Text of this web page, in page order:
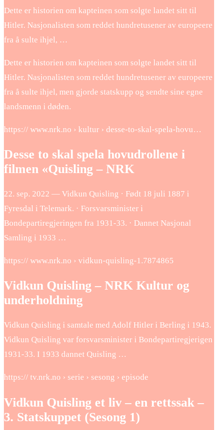
Dette er historien om kapteinen som solgte landet sitt til
Hitler. Nasjonalisten som reddet hundretusener av europeere
fra å sulte ihjel, …
Dette er historien om kapteinen som solgte landet sitt til
Hitler. Nasjonalisten som reddet hundretusener av europeere
fra å sulte ihjel, men gjorde statskupp og sendte sine egne
landsmenn i døden.
https:// www.nrk.no › kultur › desse-to-skal-spela-hovu…
Desse to skal spela hovudrollene i
filmen «Quisling – NRK
22. sep. 2022 — Vidkun Quisling · Født 18 juli 1887 i
Fyresdal i Telemark. · Forsvarsminister i
Bondepartiregjeringen fra 1931-33. · Dannet Nasjonal
Samling i 1933 …
https:// www.nrk.no › vidkun-quisling-1.7874865
Vidkun Quisling – NRK Kultur og
underholdning
Vidkun Quisling i samtale med Adolf Hitler i Berling i 1943.
Vidkun Quisling var forsvarsminister i Bondepartiregjerigen
1931-33. I 1933 dannet Quisling …
https:// tv.nrk.no › serie › sesong › episode
Vidkun Quisling et liv – en rettssak –
3. Statskuppet (Sesong 1)